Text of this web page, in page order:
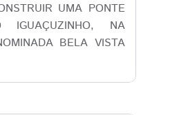
UMA PONTE
NA
BELA VISTA